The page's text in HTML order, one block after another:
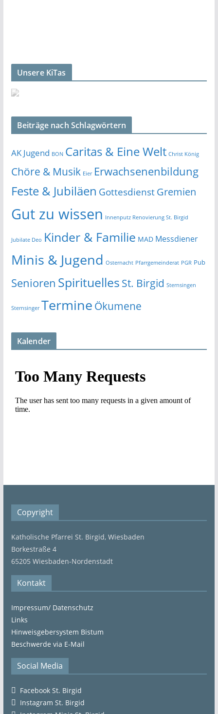
Unsere KiTas
Beiträge nach Schlagwörtern
AK Jugend BON Caritas & Eine Welt Christ König
Chöre & Musik Eier Erwachsenenbildung
Feste & Jubiläen GottesdienstGremien
Gut zu wissen Innenputz Renovierung St. Birgid
Jubilate Deo Kinder & Familie MAD Messdiener
Minis & Jugend Osternacht Pfarrgemeinderat PGR Pub
Senioren Spirituelles St. Birgid Sternsingen
Sternsinger Termine Ökumene
Kalender
Copyright
Katholische Pfarrei St. Birgid, Wiesbaden
Borkestraße 4
65205 Wiesbaden-Nordenstadt
Kontakt
Impressum/ Datenschutz
Links
Hinweisgebersystem Bistum
Beschwerde via E-Mail
Social Media
Facebook St. Birgid
Instagram St. Birgid